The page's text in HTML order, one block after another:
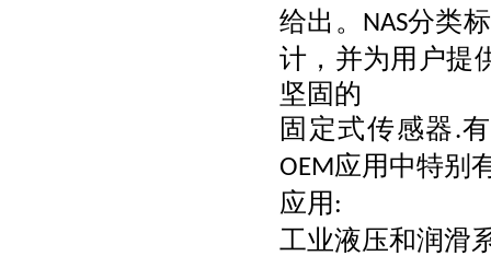
给出。 NAS分类
计，并为用户提
坚固的
固定式传感器.
OEM应用中特别
应用 :
工业液压和润滑